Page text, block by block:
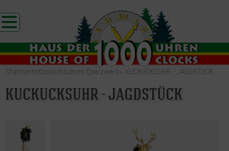
StartseiteKuckucksuhren Quarzwerk» KUCKUCKSUHR - JAGDSTÜCK
KUCKUCKSUHR - JAGDSTÜCK